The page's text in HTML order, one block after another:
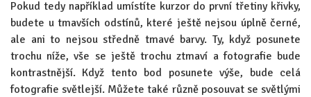
Pokud tedy například umístíte kurzor do první třetiny křivky,
budete u tmavších odstínů, které ještě nejsou úplně černé,
ale ani to nejsou středně tmavé barvy. Ty, když posunete
trochu níže, vše se ještě trochu ztmaví a fotografie bude
kontrastnější. Když tento bod posunete výše, bude celá
fotografie světlejší. Můžete také různě posouvat se světlými